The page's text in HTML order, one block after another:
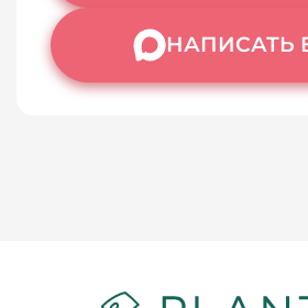
НАПИСАТЬ